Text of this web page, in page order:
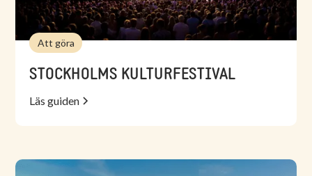
Att göra
STOCKHOLMS KULTURFESTIVAL
Läs guiden